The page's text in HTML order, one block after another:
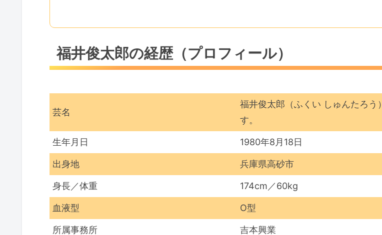
福井俊太郎の経歴（プロフィール）
芸名
福井俊太郎（ふくい しゅんたろう）
す。
生年月日 1980年8月18日
出身地 兵庫県高砂市
身長／体重 174cm／60kg
血液型 O型
所属事務所 吉本興業